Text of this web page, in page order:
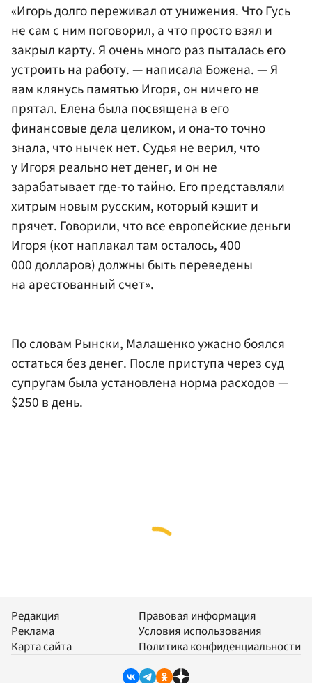
«Игорь долго переживал от унижения. Что Гусь
не сам с ним поговорил, а что просто взял и
закрыл карту. Я очень много раз пыталась его
устроить на работу. — написала Божена. — Я
вам клянусь памятью Игоря, он ничего не
прятал. Елена была посвящена в его
финансовые дела целиком, и она-то точно
знала, что нычек нет. Судья не верил, что
у Игоря реально нет денег, и он не
зарабатывает где-то тайно. Его представляли
хитрым новым русским, который кэшит и
прячет. Говорили, что все европейские деньги
Игоря (кот наплакал там осталось, 400
000 долларов) должны быть переведены
на арестованный счет».
По словам Рынски, Малашенко ужасно боялся
остаться без денег. После приступа через суд
супругам была установлена норма расходов —
$250 в день.
Редакция
Реклама
Карта сайта
Правовая информация
Условия использования
Политика конфиденциальности